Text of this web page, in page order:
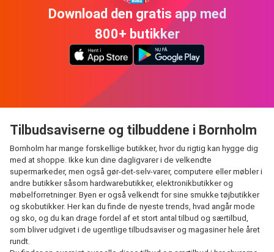
Download den gratis app med
800+ butikker
Tilbudsaviserne og tilbuddene i Bornholm
Bornholm har mange forskellige butikker, hvor du rigtig kan hygge dig
med at shoppe. Ikke kun dine dagligvarer i de velkendte
supermarkeder, men også gør-det-selv-varer, computere eller møbler i
andre butikker såsom hardwarebutikker, elektronikbutikker og
møbelforretninger. Byen er også velkendt for sine smukke tøjbutikker
og skobutikker. Her kan du finde de nyeste trends, hvad angår mode
og sko, og du kan drage fordel af et stort antal tilbud og særtilbud,
som bliver udgivet i de ugentlige tilbudsaviser og magasiner hele året
rundt.